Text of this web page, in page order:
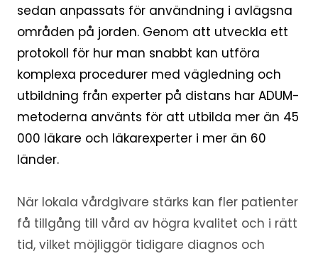
sedan anpassats för användning i avlägsna
områden på jorden. Genom att utveckla ett
protokoll för hur man snabbt kan utföra
komplexa procedurer med vägledning och
utbildning från experter på distans har ADUM-
metoderna använts för att utbilda mer än 45
000 läkare och läkarexperter i mer än 60
länder.
När lokala vårdgivare stärks kan fler patienter
få tillgång till vård av högra kvalitet och i rätt
tid, vilket möjliggör tidigare diagnos och